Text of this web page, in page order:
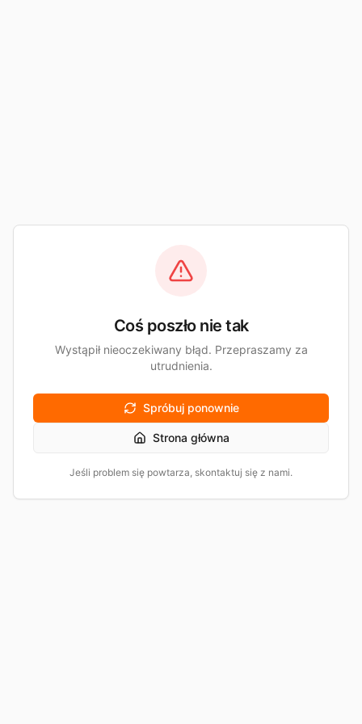
Coś poszło nie tak
Wystąpił nieoczekiwany błąd. Przepraszamy za
utrudnienia.
Spróbuj ponownie
Strona główna
Jeśli problem się powtarza, skontaktuj się z nami.